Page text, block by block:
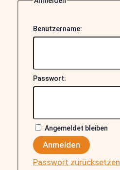
Benutzername:
Passwort:
Angemeldet bleiben
Anmelden
Passwort zurücksetzen